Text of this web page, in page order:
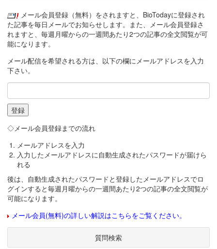
メール会員登録（無料）をされますと、BioTodayに登録され
た記事を毎日メールでお知らせします。また、メール会員登録さ
れますと、毎週月曜からの一週間あたり2つの記事の全文閲覧が可
能になります。
メール配信を希望される方は、以下の欄にメールアドレスを入力
下さい。
◇メール会員登録までの流れ
メールアドレスを入力
入力したメールアドレスに自動生成されたパスワードが届けら
れる
後は、自動生成されたパスワードと登録したメールアドレスでロ
グインすると毎週月曜からの一週間あたり2つの記事の全文閲覧が
可能になります。
メール会員(無料)の詳しい解説はこちらをご覧ください。
質問検索